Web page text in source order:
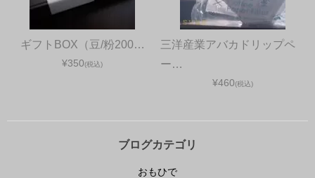
ギフトBOX（豆/粉200…
¥350(税込)
三洋産業アバカドリップペ
ー…
¥460(税込)
ブログカテゴリ
おもひで